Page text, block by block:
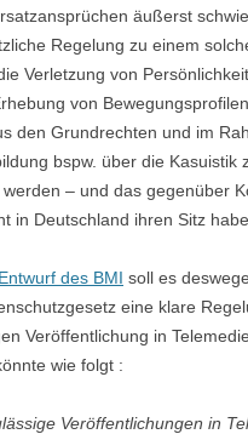
äußerst
Regelung zu einem
Verletzung von
von
den Grundrechten und im
bspw. über die Kasuistik
– und das gegenüber
in Deutschland ihren Sitz
Entwurf des BMI soll es
eine klare
Veröffentlichung in
wie folgt :
Veröffentlichungen in